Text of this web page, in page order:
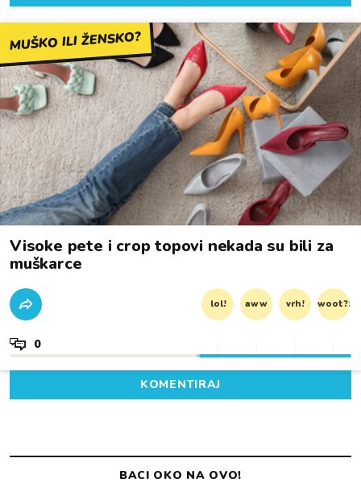
MUŠKO ILI ŽENSKO?
Visoke pete i crop topovi nekada su bili za
muškarce
lol! aww vrh! woot?!
0
KOMENTIRAJ